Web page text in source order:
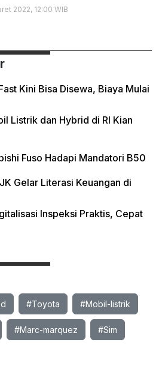
2022, 12:00 WIB
Kini Bisa Disewa, Biaya Mulai
Listrik dan Hybrid di RI Kian
Fuso Hadapi Mandatori B50
Gelar Literasi Keuangan di
Inspeksi Praktis, Cepat
#Toyota #Mobil-listrik
#Marc-marquez #Sim